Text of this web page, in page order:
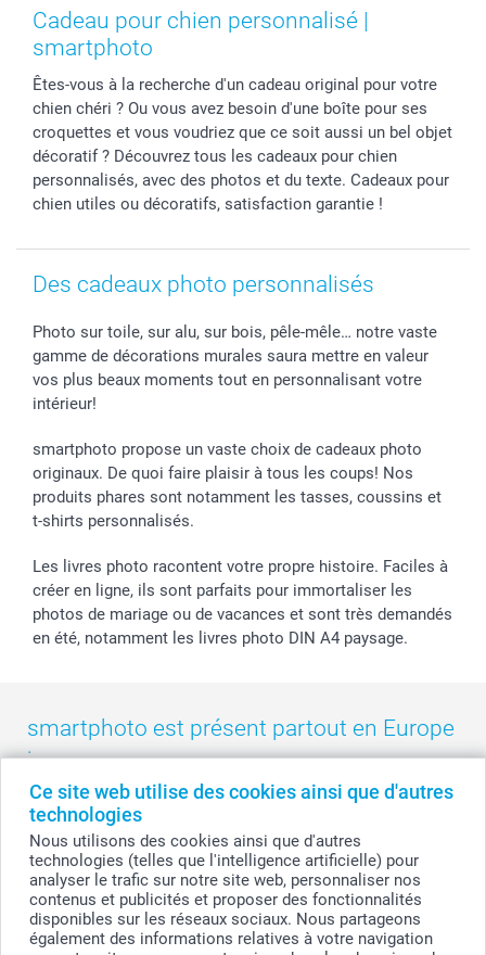
Ce site web utilise des cookies ainsi que d'autres
technologies
Nous utilisons des cookies ainsi que d'autres
technologies (telles que l'intelligence artificielle) pour
analyser le trafic sur notre site web, personnaliser nos
contenus et publicités et proposer des fonctionnalités
disponibles sur les réseaux sociaux. Nous partageons
également des informations relatives à votre navigation
Cadres photo & accessoires déco
Calendrier photos & Agendas photo
Chèque Cadeau
Mentions Légales
Presse
Investor Relations
B2B smartbusiness
Droit de rétractation
Fête des Mères
Fête des Pères
Mariage
Fête d'anniversaire
Collection naissance
Tous les évènements
Tarifs et frais de livraison
Livraison
Modes de Paiement
Identifiez-vous
Plan du site
Statut de ma commande
smarfriends
Cadeau pour chien personnalisé |
smartphoto
Êtes-vous à la recherche d'un cadeau original pour votre
chien chéri ? Ou vous avez besoin d'une boîte pour ses
croquettes et vous voudriez que ce soit aussi un bel objet
décoratif ? Découvrez tous les cadeaux pour chien
personnalisés, avec des photos et du texte. Cadeaux pour
chien utiles ou décoratifs, satisfaction garantie !
Des cadeaux photo personnalisés
Photo sur toile, sur alu, sur bois, pêle-mêle… notre vaste
gamme de décorations murales saura mettre en valeur
vos plus beaux moments tout en personnalisant votre
intérieur!
smartphoto propose un vaste choix de cadeaux photo
originaux. De quoi faire plaisir à tous les coups! Nos
produits phares sont notamment les tasses, coussins et
t-shirts personnalisés.
Les livres photo racontent votre propre histoire. Faciles à
créer en ligne, ils sont parfaits pour immortaliser les
photos de mariage ou de vacances et sont très demandés
en été, notamment les livres photo DIN A4 paysage.
smartphoto est présent partout en Europe
:
België - Belgique - Danmark - Deutschland - France - Ireland
- Nederland - Norge
Switzerland - Suomi - Sverige - United Kingdom
Other Countries